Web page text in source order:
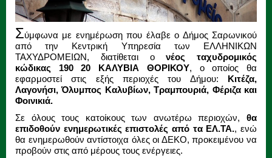
Σύμφωνα με ενημέρωση που έλαβε ο Δήμος Σαρωνικού
από την Κεντρική Υπηρεσία των ΕΛΛΗΝΙΚΩΝ
ΤΑΧΥΔΡΟΜΕΙΩΝ, διατίθεται ονέος ταχυδρομικός
κώδικας 190 20 ΚΑΛΥΒΙΑ ΘΟΡΙΚΟΥ, ο οποίος θα
εφαρμοστεί στις εξής περιοχές του Δήμου: Κιτέζα,
Λαγονήσι, Όλυμπος Καλυβίων, Τραμπουριά, Φέριζα και
Φοινικιά.
Σε όλους τους κατοίκους των ανωτέρω περιοχών, θα
επιδοθούν ενημερωτικές επιστολές από τα ΕΛ.ΤΑ., ενώ
θα ενημερωθούν αντίστοιχα όλες οι ΔΕΚΟ, προκειμένου να
προβούν στις από μέρους τους ενέργειες.